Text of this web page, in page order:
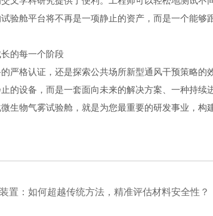
舱平台将不再是一项静止的资产，而是一个能够
的每一个阶段
格认证，还是探索公共场所新型通风干预策略的
设备，而是一套面向未来的解决方案、一种持续
物气雾试验舱，就是为您最重要的研发事业，构
置：如何超越传统方法，精准评估材料安全性？